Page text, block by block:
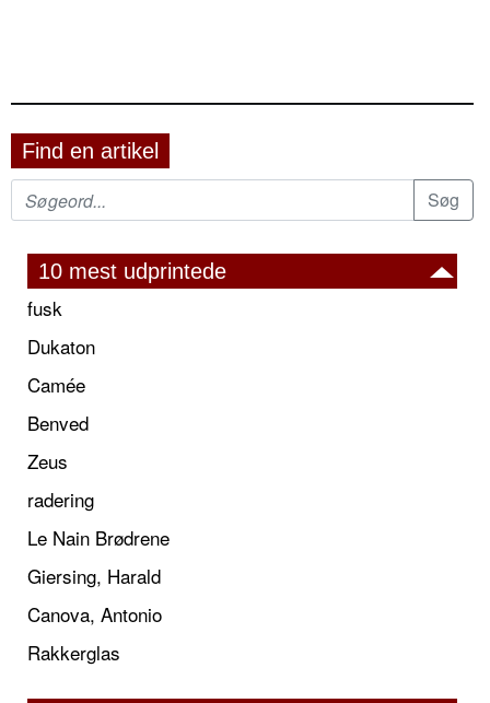
Find en artikel
10 mest udprintede
fusk
Dukaton
Camée
Benved
Zeus
radering
Le Nain Brødrene
Giersing, Harald
Canova, Antonio
Rakkerglas